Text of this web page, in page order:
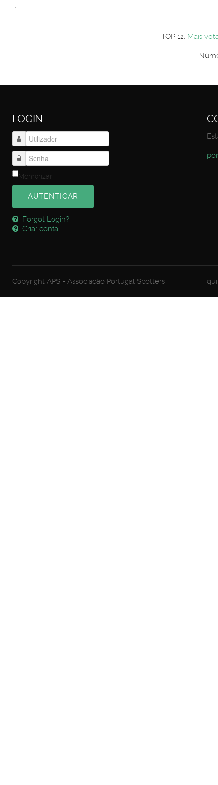
Primeiro autentique-se...
TOP 12: Mais
LOGIN
Memorizar
AUTENTICAR
Forgot Login?
Criar conta
Copyright APS - Associação Portugal Spotters